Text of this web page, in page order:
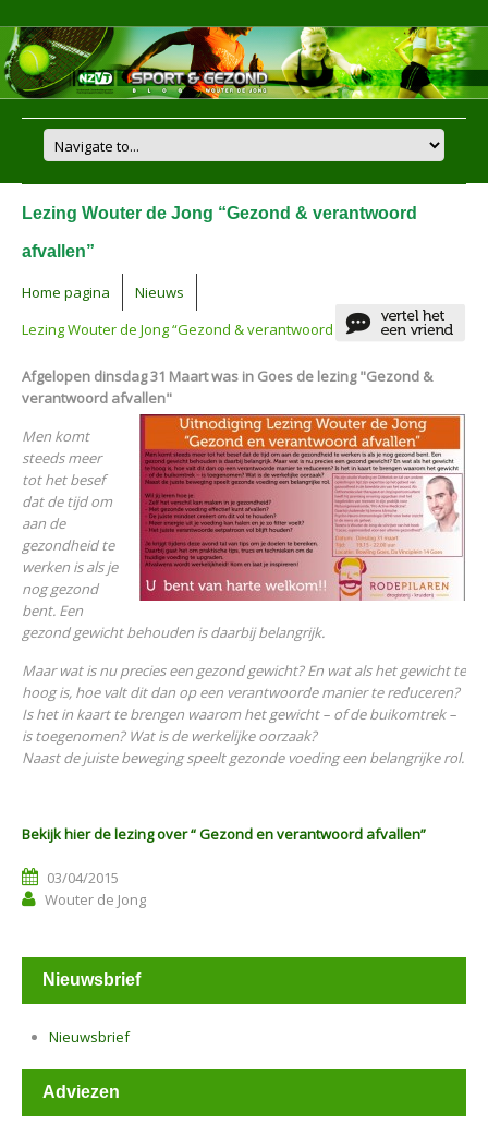
Lezing Wouter de Jong “Gezond & verantwoord
afvallen”
Home pagina
Nieuws
Lezing Wouter de Jong “Gezond & verantwoord afvallen”
Afgelopen dinsdag 31 Maart was in Goes de lezing "Gezond &
verantwoord afvallen"
Men komt
steeds meer
tot het besef
dat de tijd om
aan de
gezondheid te
werken is als je
nog gezond
bent. Een
gezond gewicht behouden is daarbij belangrijk.
Maar wat is nu precies een gezond gewicht? En wat als het gewicht te
hoog is, hoe valt dit dan op een verantwoorde manier te reduceren?
Is het in kaart te brengen waarom het gewicht – of de buikomtrek –
is toegenomen? Wat is de werkelijke oorzaak?
Naast de juiste beweging speelt gezonde voeding een belangrijke rol.
Bekijk hier de lezing over “ Gezond en verantwoord afvallen”
03/04/2015
Wouter de Jong
Nieuwsbrief
Nieuwsbrief
Adviezen